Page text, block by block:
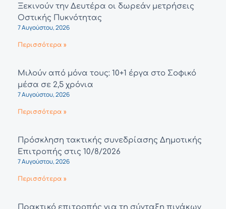
Ξεκινούν την Δευτέρα οι δωρεάν μετρήσεις
Οστικής Πυκνότητας
7 Αυγούστου, 2026
Περισσότερα »
Μιλούν από μόνα τους: 10+1 έργα στο Σοφικό
μέσα σε 2,5 χρόνια
7 Αυγούστου, 2026
Περισσότερα »
Πρόσκληση τακτικής συνεδρίασης Δημοτικής
Επιτροπής στις 10/8/2026
7 Αυγούστου, 2026
Περισσότερα »
Πρακτικό επιτροπής για τη σύνταξη πινάκων